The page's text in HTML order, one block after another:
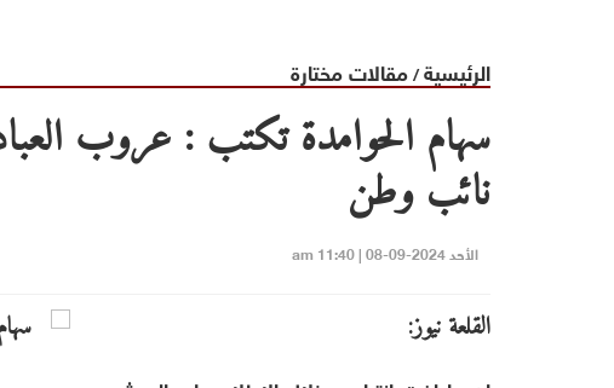
الرئيسية/مقالات مختارة
سهام الحوامدة تكتب : عروب
نائب وطن
الأحد 2024-09-08 | 11:40 am
القلعة نيوز: